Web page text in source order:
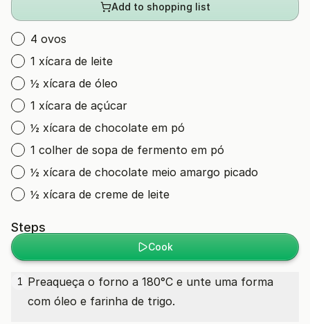
Add to shopping list
4 ovos
1 xícara de leite
½ xícara de óleo
1 xícara de açúcar
½ xícara de chocolate em pó
1 colher de sopa de fermento em pó
½ xícara de chocolate meio amargo picado
½ xícara de creme de leite
Steps
Cook
1 Preaqueça o forno a 180°C e unte uma forma
com óleo e farinha de trigo.